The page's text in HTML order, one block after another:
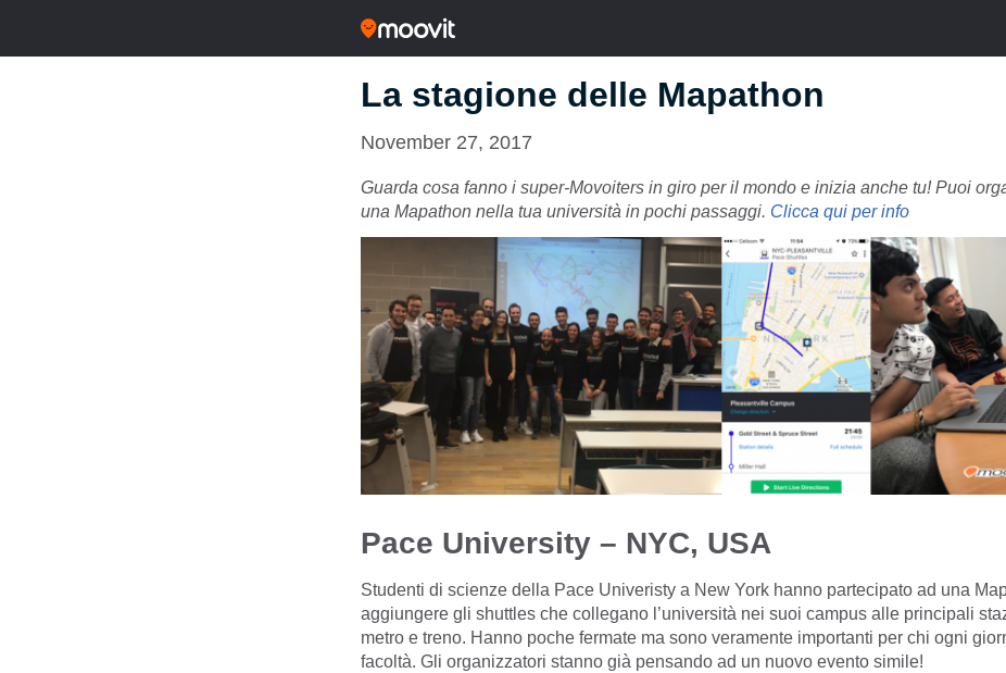
La stagione delle Mapathon
November 27, 2017
Guarda cosa fanno i super-Movoiters in giro per il mondo e inizia anche tu! Puoi
una Mapathon nella tua università in pochi passaggi. Clicca qui per info
Pace University – NYC, USA
Studenti di scienze della Pace Univeristy a New York hanno partecipato ad una
aggiungere gli shuttles che collegano l’università nei suoi campus alle principali
metro e treno. Hanno poche fermate ma sono veramente importanti per chi ogni
facoltà. Gli organizzatori stanno già pensando ad un nuovo evento simile!